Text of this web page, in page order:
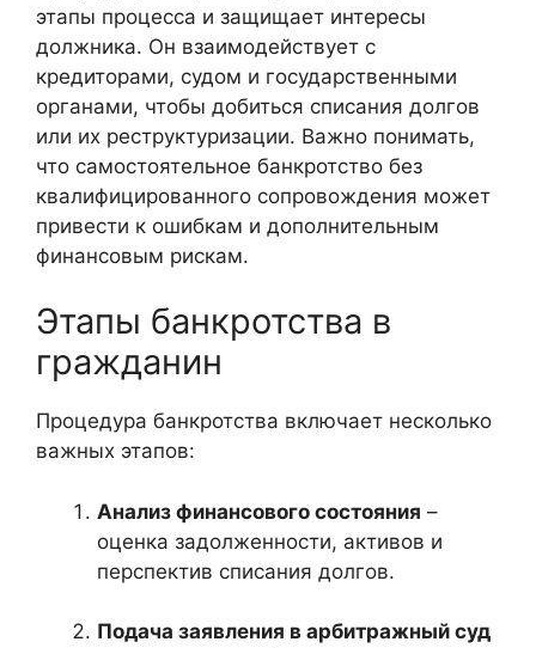
этапы процесса и защищает интересы
должника. Он взаимодействует с
кредиторами, судом и государственными
органами, чтобы добиться списания долгов
или их реструктуризации. Важно понимать,
что самостоятельное банкротство без
квалифицированного сопровождения может
привести к ошибкам и дополнительным
финансовым рискам.
Этапы банкротства в
гражданин
Процедура банкротства включает несколько
важных этапов:
Анализ финансового состояния –
оценка задолженности, активов и
перспектив списания долгов.
Подача заявления в арбитражный суд